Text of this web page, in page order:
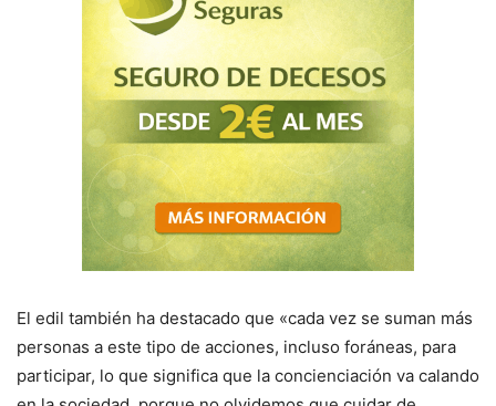
El edil también ha destacado que «cada vez se suman más
personas a este tipo de acciones, incluso foráneas, para
participar, lo que significa que la concienciación va calando